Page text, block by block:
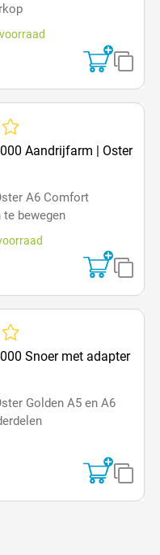
Aandrijfarm | Oster
A6 Comfort
te bewegen
Snoer met adapter
Golden A5 en A6